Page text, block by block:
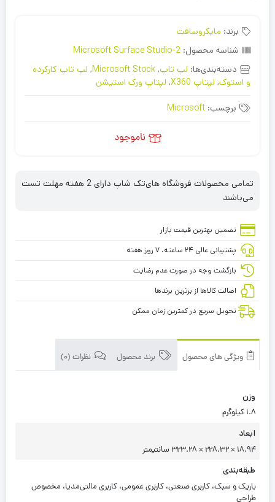
برند: مایکروسافت
شناسه محصول: Microsoft Surface Studio-2
دسته‌بندی‌ها: لپ تاپ,
Microsoft Stock
, لپ تاپ کارکرده
و استوک, لپتاپ X360 , لپتاپ ورک استیشن
برچسب: Microsoft
ناموجود
تمامی محصولات فروشگاه های‌تک شاپ دارای 2 هفته مهلت تست
می‌باشند
تضمین بهترین قیمت بازار
پشتیبانی عالی ۲۴ ساعته، ۷ روز هفته
بازگشت وجه در صورت عدم رضایت
اصالت کالاها از برترین برندها
تحویل سریع در کمترین زمان ممکن
ویژگی های محصول برند محصول نظرات (0)
وزن
1.8 کیلوگرم
ابعاد
18.94 × 228.32 × 323.28 سانتیمتر
طبقه‌بندی
باریک و سبک، کاربری صنعتی، کاربری عمومی، کاربری مالتی‌مدیا، مخصوص
طراحی